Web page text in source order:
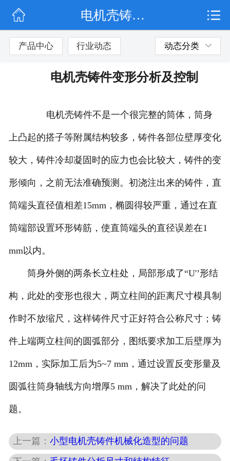
行业动态
电机壳铸件变形分析及控制
产品中心 行业动态 动态分类
电机壳铸件变形分析及控制
电机壳铸件不是一个很完整的筒体，筒身
上凸起的搭子等附属结构较多，铸件各部位壁厚变化
较大，铸件冷却凝固时的应力也会比较大，铸件的变
形倾向，之前无法准确预测。初浇注出来的铸件，直
筒端头直径值相差15mm，椭圆得较严重，通过在直
筒端部设置环形铸筋，使直筒端头的直径误差在1
mm以内。
筒身外侧的两条长立柱处，局部形成了“U'’形结
构，此处的变形也很大，两立柱间的距离尺寸模具制
作时不放缩尺，这样铸件尺寸正好符合公称尺寸；铸
件上端两立柱间的圆弧部分，图纸要求加工后壁厚为
12mm，实际加工后为5~7 mm，通过设置反变形量及
圆弧往筒身轴线方向增厚5 mm，解决了此处的问
题。
上一篇：小型电机壳铸件机械化造型的问题